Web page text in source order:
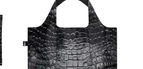
ア/クラウン ブラック